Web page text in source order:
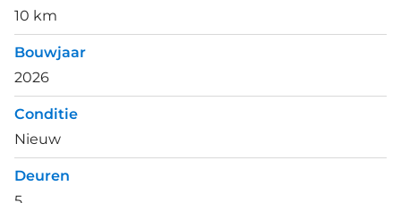
10 km
Bouwjaar
2026
Conditie
Nieuw
Deuren